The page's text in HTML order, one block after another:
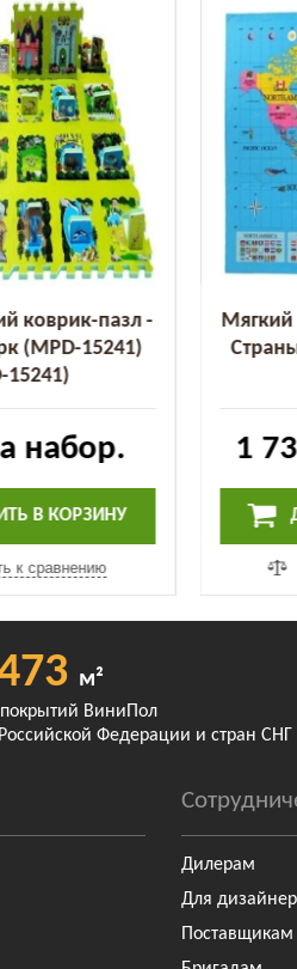
коврик-пазл -
(MPD-15241)
15241)
набор.
В КОРЗИНУ
к сравнению
Мягкий
1
м²
ВиниПол
Федерации и стран СНГ
Дилерам
Для
Поставщикам